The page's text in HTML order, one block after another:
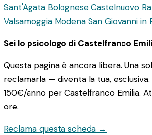
Sant'Agata Bolognese Castelnuovo
Valsamoggia Modena San Giovanni in
Sei lo psicologo di Castelfranco
Questa pagina è ancora libera. Una
reclamarla — diventa la tua, esclusiva.
150€/anno per Castelfranco Emilia.
ore.
Reclama questa scheda →